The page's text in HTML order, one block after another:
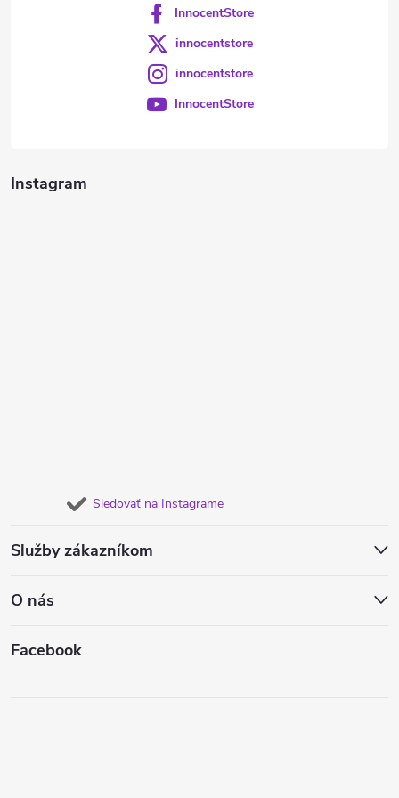
Instagram
Sledovať na Instagrame
Služby zákazníkom
O nás
Facebook
InnocentStore
innocentstore
innocentstore
InnocentStore